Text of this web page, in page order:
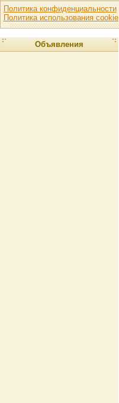
Политика конфиденциальности
Политика использования cookie
Объявления